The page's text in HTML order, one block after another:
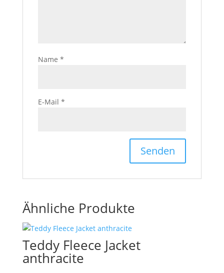
Name *
E-Mail *
Ähnliche Produkte
Teddy Fleece Jacket
anthracite